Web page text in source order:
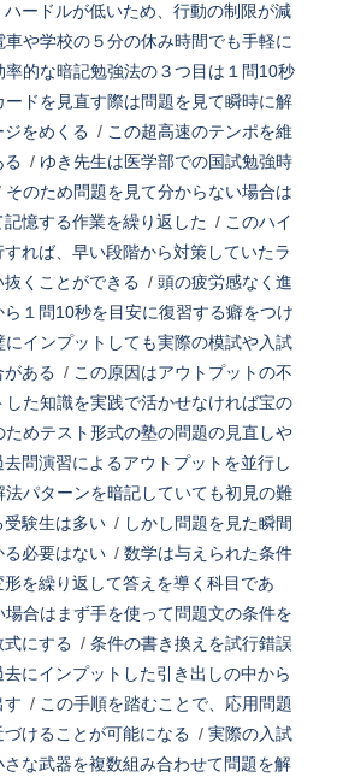
ードルが低いため、行動の制限が減
や学校の５分の休み時間でも手軽に
率的な暗記勉強法の３つ目は１問10秒
ードを見直す際は問題を見て瞬時に解
をめくる / この超高速のテンポを維
る / ゆき先生は医学部での国試勉強時
そのため問題を見て分からない場合は
憶する作業を繰り返した / このハイ
れば、早い段階から対策していたラ
くことができる / 頭の疲労感なく進
１問10秒を目安に復習する癖をつけ
にインプットしても実際の模試や入試
がある / この原因はアウトプットの不
した知識を実践で活かせなければ宝の
ためテスト形式の塾の問題の見直しや
問演習によるアウトプットを並行し
法パターンを暗記していても初見の難
受験生は多い / しかし問題を見た瞬間
る必要はない / 数学は与えられた条件
を繰り返して答えを導く科目であ
合はまず手を使って問題文の条件を
にする / 条件の書き換えを試行錯誤
にインプットした引き出しの中から
す / この手順を踏むことで、応用問題
けることが可能になる / 実際の入試
な武器を複数組み合わせて問題を解